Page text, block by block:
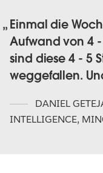
Einmal die
Aufwand von 4
sind diese 4 - 5
weggefallen.
DANIEL
INTELLIGENCE,